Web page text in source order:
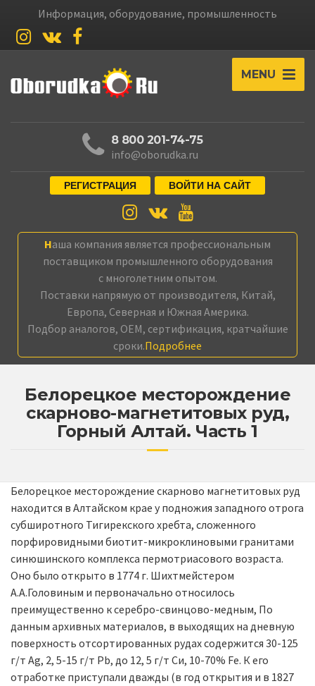
Информация, оборудование, промышленность
MENU
8 800 201-74-75
info@oborudka.ru
РЕГИСТРАЦИЯ ВОЙТИ НА САЙТ
Наша компания является профессиональным
поставщиком промышленного оборудования
с многолетним опытом.
Поставки напрямую от производителя, Китай,
Европа, Северная и Южная Америка.
Подбор аналогов, OEM, сертификация, кратчайшие
сроки.Подробнее
Белорецкое месторождение
скарново-магнетитовых руд,
Горный Алтай. Часть 1
Белорецкое месторождение скарново магнетитовых руд
находится в Алтайском крае у подножия западного отрога
субширотного Тигирекского хребта, сложенного
порфировидными биотит-микроклиновыми гранитами
синюшинского комплекса пермотриасового возраста.
Оно было открыто в 1774 г. Шихтмейстером
А.А.Головиным и первоначально относилось
преимущественно к серебро-свинцово-медным, По
данным архивных материалов, в выходящих на дневную
поверхность отсортированных рудах содержится 30-125
г/т Ag, 2, 5-15 г/т Pb, до 12, 5 г/т Си, 10-70% Fe. К его
отработке приступали дважды (в год открытия и в 1827